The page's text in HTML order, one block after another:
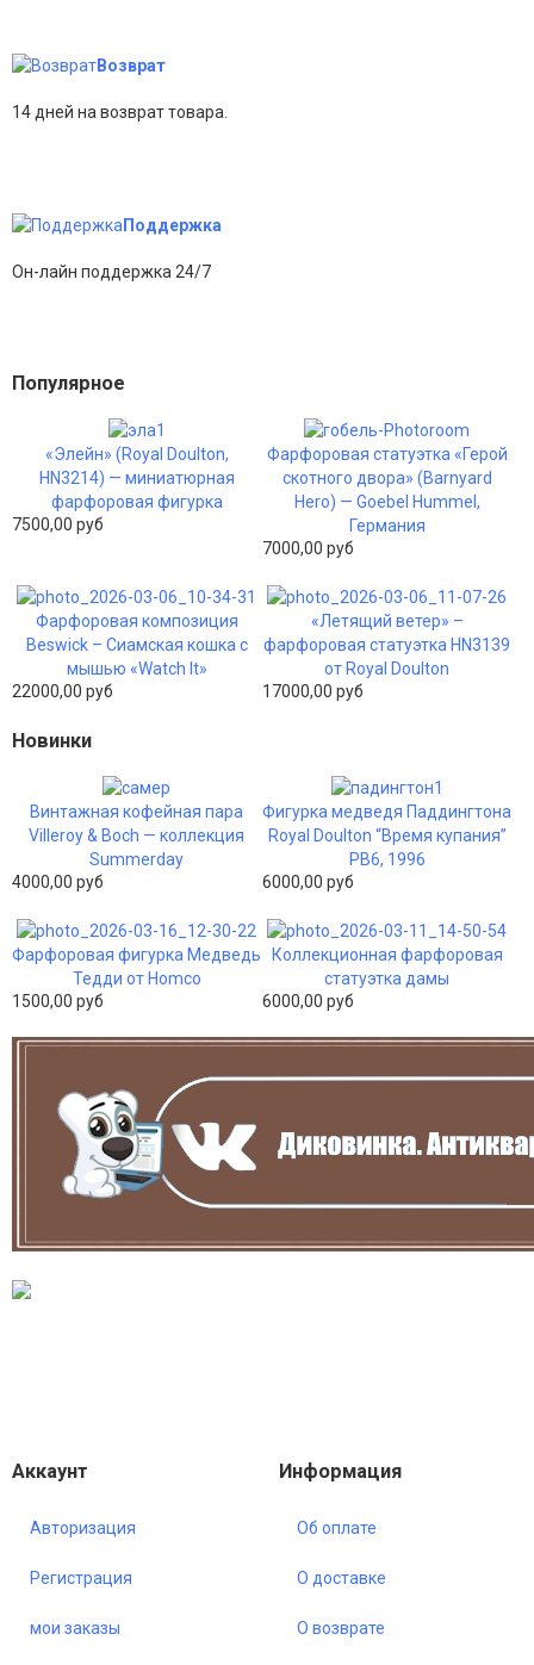
Возврат
14 дней на возврат товара.
Поддержка
Он-лайн поддержка 24/7
Популярное
«Элейн» (Royal Doulton,
HN3214) — миниатюрная
фарфоровая фигурка
7500,00 руб
Фарфоровая статуэтка «Герой
скотного двора» (Barnyard
Hero) — Goebel Hummel,
Германия
7000,00 руб
Фарфоровая композиция
Beswick – Сиамская кошка с
мышью «Watch It»
22000,00 руб
«Летящий ветер» –
фарфоровая статуэтка HN3139
от Royal Doulton
17000,00 руб
Новинки
Винтажная кофейная пара
Villeroy & Boch — коллекция
Summerday
4000,00 руб
Фигурка медведя Паддингтона
Royal Doulton “Время купания”
PB6, 1996
6000,00 руб
Фарфоровая фигурка Медведь
Тедди от Homco
1500,00 руб
Коллекционная фарфоровая
статуэтка дамы
6000,00 руб
Аккаунт
Авторизация
Регистрация
мои заказы
Информация
Об оплате
О доставке
О возврате